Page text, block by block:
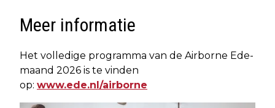
Meer informatie
Het volledige programma van de Airborne Ede-
maand 2026 is te vinden
op: www.ede.nl/airborne